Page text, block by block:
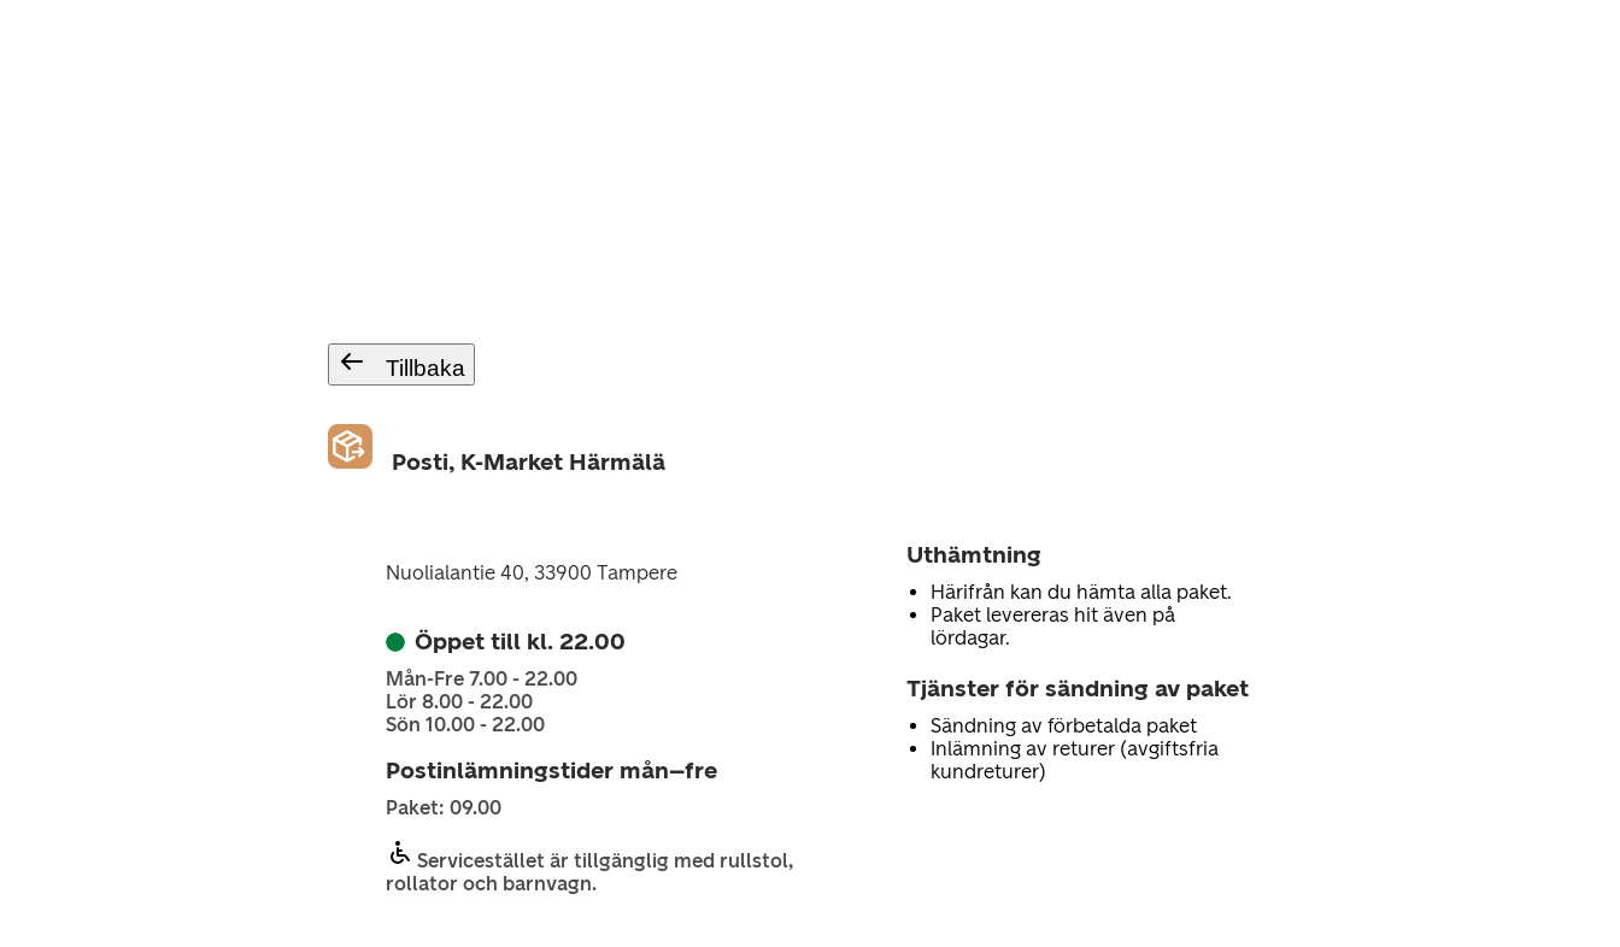
Tillbaka
Posti, K-Market Härmälä
Nuolialantie 40, 33900 Tampere
Öppet till kl. 22.00
Mån-Fre 7.00 - 22.00
Lör 8.00 - 22.00
Sön 10.00 - 22.00
Postinlämningstider mån–fre
Paket: 09.00
Servicestället är tillgänglig med rullstol,
rollator och barnvagn.
Uthämtning
Härifrån kan du hämta alla paket.
Paket levereras hit även på
lördagar.
Tjänster för sändning av paket
Sändning av förbetalda paket
Inlämning av returer (avgiftsfria
kundreturer)